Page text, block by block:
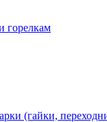
горелкам
(гайки,